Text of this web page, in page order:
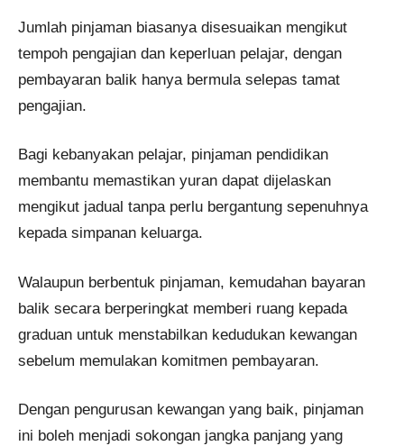
Jumlah pinjaman biasanya disesuaikan mengikut
tempoh pengajian dan keperluan pelajar, dengan
pembayaran balik hanya bermula selepas tamat
pengajian.
Bagi kebanyakan pelajar, pinjaman pendidikan
membantu memastikan yuran dapat dijelaskan
mengikut jadual tanpa perlu bergantung sepenuhnya
kepada simpanan keluarga.
Walaupun berbentuk pinjaman, kemudahan bayaran
balik secara berperingkat memberi ruang kepada
graduan untuk menstabilkan kedudukan kewangan
sebelum memulakan komitmen pembayaran.
Dengan pengurusan kewangan yang baik, pinjaman
ini boleh menjadi sokongan jangka panjang yang